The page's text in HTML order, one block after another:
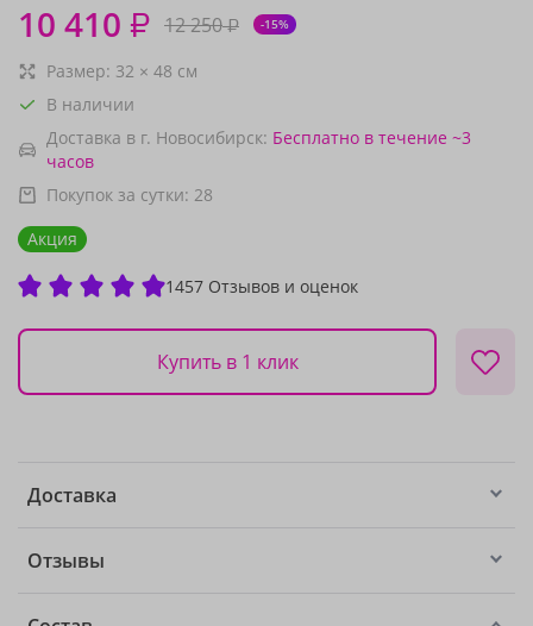
10 410 ₽ 12 250₽ -15%
Размер: 32 × 48 см
В наличии
Доставка в г. Новосибирск: Бесплатно в течение ~3
часов
Покупок за сутки: 28
Акция
1457 Отзывов и оценок
Купить в 1 клик
Доставка
Отзывы